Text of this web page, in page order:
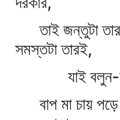
তাই জন্তুটা তার
সমস্তটা তারই,
যাই বলুন-না
বাপ মা চায় পড়ে